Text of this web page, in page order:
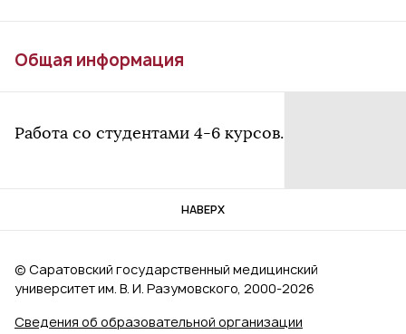
Общая информация
Работа со студентами 4-6 курсов.
НАВЕРХ
Сведения об образовательной организации
© Саратовский государственный медицинский
университет им. В. И. Разумовского, 2000‑2026